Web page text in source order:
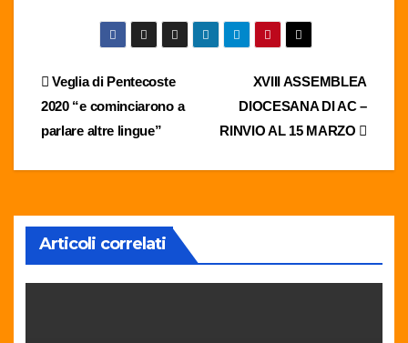
Navigazione
articoli
XVIII ASSEMBLEA
DIOCESANA DI AC –
RINVIO AL 15 MARZO
Veglia di Pentecoste
2020 “e cominciarono a
parlare altre lingue”
Articoli correlati